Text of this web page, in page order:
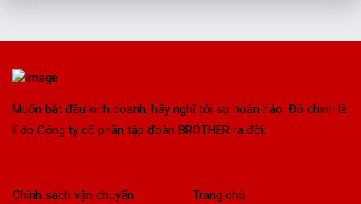
Muốn bắt đầu kinh doanh, hãy nghĩ tới sự hoàn hảo. Đó chính là
lí do Công ty cổ phần tập đoàn BROTHER ra đời.
Chính sách vận chuyển
Trang chủ